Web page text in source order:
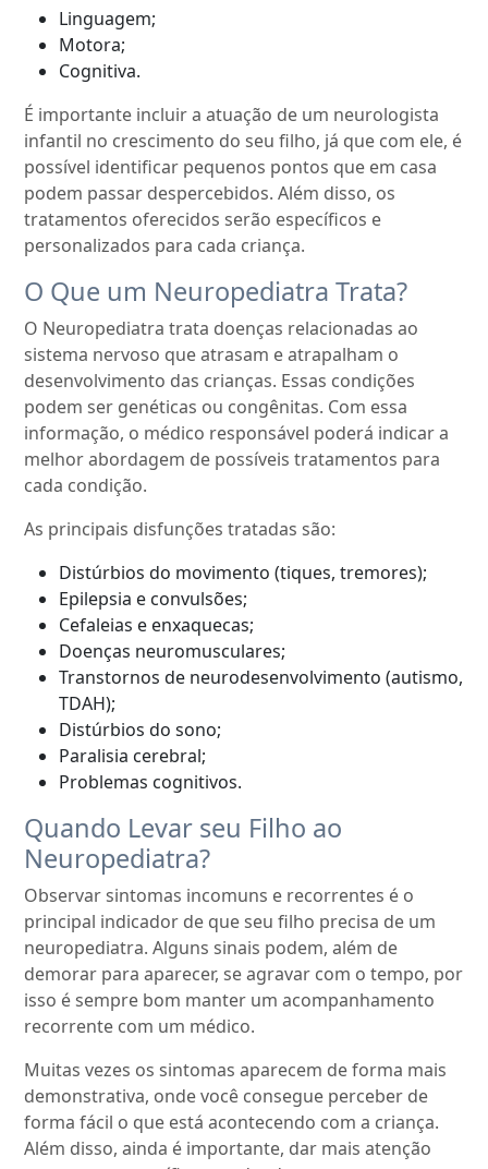
Linguagem;
Motora;
Cognitiva.
É importante incluir a atuação de um neurologista
infantil no crescimento do seu filho, já que com ele, é
possível identificar pequenos pontos que em casa
podem passar despercebidos. Além disso, os
tratamentos oferecidos serão específicos e
personalizados para cada criança.
O Que um Neuropediatra Trata?
O Neuropediatra trata doenças relacionadas ao
sistema nervoso que atrasam e atrapalham o
desenvolvimento das crianças. Essas condições
podem ser genéticas ou congênitas. Com essa
informação, o médico responsável poderá indicar a
melhor abordagem de possíveis tratamentos para
cada condição.
As principais disfunções tratadas são:
Distúrbios do movimento (tiques, tremores);
Epilepsia e convulsões;
Cefaleias e enxaquecas;
Doenças neuromusculares;
Transtornos de neurodesenvolvimento (autismo,
TDAH);
Distúrbios do sono;
Paralisia cerebral;
Problemas cognitivos.
Quando Levar seu Filho ao
Neuropediatra?
Observar sintomas incomuns e recorrentes é o
principal indicador de que seu filho precisa de um
neuropediatra. Alguns sinais podem, além de
demorar para aparecer, se agravar com o tempo, por
isso é sempre bom manter um acompanhamento
recorrente com um médico.
Muitas vezes os sintomas aparecem de forma mais
demonstrativa, onde você consegue perceber de
forma fácil o que está acontecendo com a criança.
Além disso, ainda é importante, dar mais atenção